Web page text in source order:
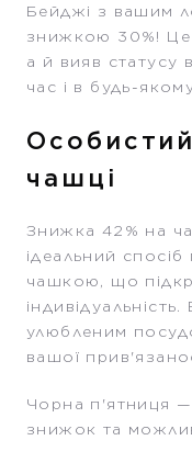
Бейджі з вашим
знижкою 30%! Це
а й вияв статусу
час і в будь-якому
чашці
Знижка 42% на
ідеальний
чашкою, що
улюбленим
вашої
Чорна п'ятниця —
знижок та